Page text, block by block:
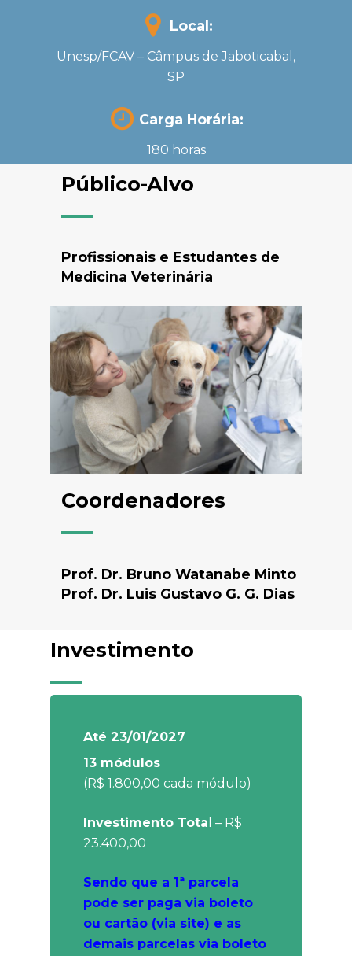
Local:
Unesp/FCAV – Câmpus de Jaboticabal,
SP
Carga Horária:
180 horas
Público-Alvo
Profissionais e Estudantes de
Medicina Veterinária
Coordenadores
Prof. Dr. Bruno Watanabe Minto
Prof. Dr. Luis Gustavo G. G. Dias
Investimento
Até 23/01/2027
13 módulos
(R$ 1.800,00 cada módulo)
Investimento Tota l – R$
23.400,00
Sendo que a 1ª parcela
pode ser paga via boleto
ou cartão (via site) e as
demais parcelas via boleto